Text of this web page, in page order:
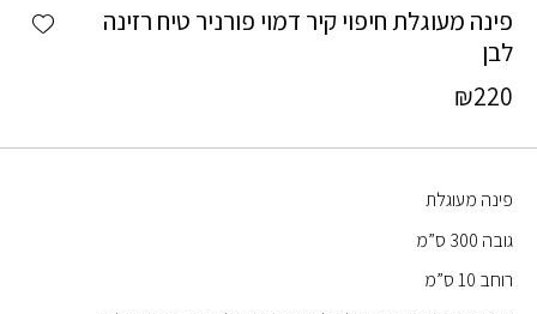
פינה מעוגלת חיפוי קיר דמוי פורניר טיח רזינה
לבן
₪220
פינה מעוגלת
גובה 300 ס”מ
רוחב 10 ס”מ